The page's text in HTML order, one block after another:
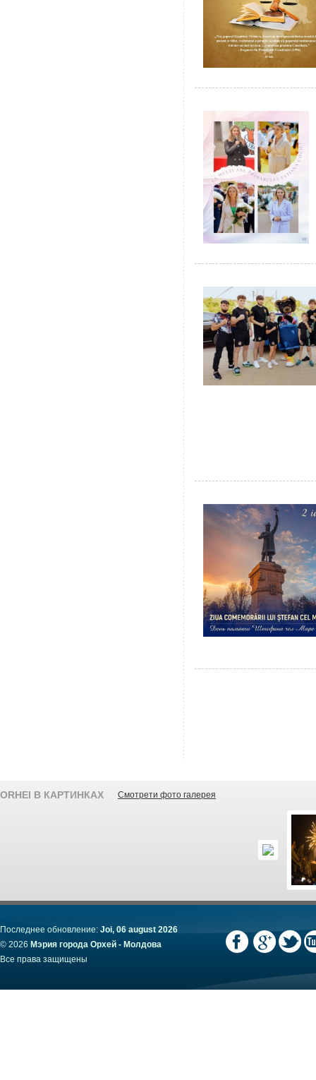
ORHEI В КАРТИНКАХ Смотрети фото галерея
Последнее обновление: Joi, 06 august 2026
© 2026 Мэрия города Орхей - Молдова
Все права защищены